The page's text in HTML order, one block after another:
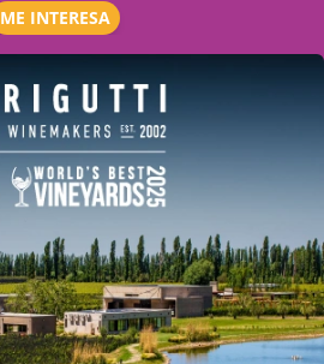
ME INTERESA